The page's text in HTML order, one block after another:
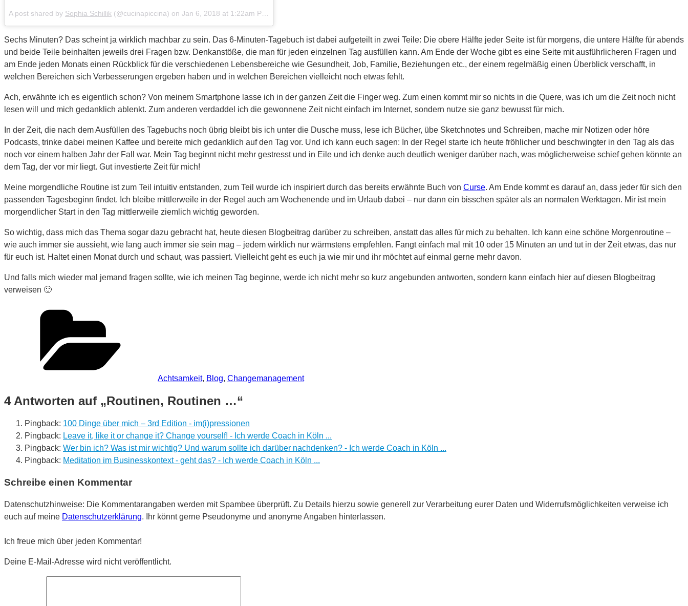
A post shared by Sophia Schillik (@cucinapiccina) on Jan 6, 2018 at 1:22am PST
Sechs Minuten? Das scheint ja wirklich machbar zu sein. Das 6-Minuten-Tagebuch ist dabei aufgeteilt in zwei Teile: Die obere Hälfte jeder Seite ist für morgens, die untere Hälfte für abends
und beide Teile beinhalten jeweils drei Fragen bzw. Denkanstöße, die man für jeden einzelnen Tag ausfüllen kann. Am Ende der Woche gibt es eine Seite mit ausführlicheren Fragen und
am Ende jeden Monats einen Rückblick für die verschiedenen Lebensbereiche wie Gesundheit, Job, Familie, Beziehungen etc., der einem regelmäßig einen Überblick verschafft, in
welchen Bereichen sich Verbesserungen ergeben haben und in welchen Bereichen vielleicht noch etwas fehlt.
Ach, erwähnte ich es eigentlich schon? Von meinem Smartphone lasse ich in der ganzen Zeit die Finger weg. Zum einen kommt mir so nichts in die Quere, was ich um die Zeit noch nicht
lesen will und mich gedanklich ablenkt. Zum anderen verdaddel ich die gewonnene Zeit nicht einfach im Internet, sondern nutze sie ganz bewusst für mich.
In der Zeit, die nach dem Ausfüllen des Tagebuchs noch übrig bleibt bis ich unter die Dusche muss, lese ich Bücher, übe Sketchnotes und Schreiben, mache mir Notizen oder höre
Podcasts, trinke dabei meinen Kaffee und bereite mich gedanklich auf den Tag vor. Und ich kann euch sagen: In der Regel starte ich heute fröhlicher und beschwingter in den Tag als das
noch vor einem halben Jahr der Fall war. Mein Tag beginnt nicht mehr gestresst und in Eile und ich denke auch deutlich weniger darüber nach, was möglicherweise schief gehen könnte an
dem Tag, der vor mir liegt. Gut investierte Zeit für mich!
Meine morgendliche Routine ist zum Teil intuitiv entstanden, zum Teil wurde ich inspiriert durch das bereits erwähnte Buch von Curse. Am Ende kommt es darauf an, dass jeder für sich den
passenden Tagesbeginn findet. Ich bleibe mittlerweile in der Regel auch am Wochenende und im Urlaub dabei – nur dann ein bisschen später als an normalen Werktagen. Mir ist mein
morgendlicher Start in den Tag mittlerweile ziemlich wichtig geworden.
So wichtig, dass mich das Thema sogar dazu gebracht hat, heute diesen Blogbeitrag darüber zu schreiben, anstatt das alles für mich zu behalten. Ich kann eine schöne Morgenroutine –
wie auch immer sie aussieht, wie lang auch immer sie sein mag – jedem wirklich nur wärmstens empfehlen. Fangt einfach mal mit 10 oder 15 Minuten an und tut in der Zeit etwas, das nur
für euch ist. Haltet einen Monat durch und schaut, was passiert. Vielleicht geht es euch ja wie mir und ihr möchtet auf einmal gerne mehr davon.
Und falls mich wieder mal jemand fragen sollte, wie ich meinen Tag beginne, werde ich nicht mehr so kurz angebunden antworten, sondern kann einfach hier auf diesen Blogbeitrag
verweisen 🙂
Achtsamkeit, Blog, Changemanagement
4 Antworten auf „Routinen, Routinen …“
Pingback: 100 Dinge über mich – 3rd Edition - im(i)pressionen
Pingback: Leave it, like it or change it? Change yourself! - Ich werde Coach in Köln ...
Pingback: Wer bin ich? Was ist mir wichtig? Und warum sollte ich darüber nachdenken? - Ich werde Coach in Köln ...
Pingback: Meditation im Businesskontext - geht das? - Ich werde Coach in Köln ...
Schreibe einen Kommentar
Datenschutzhinweise: Die Kommentarangaben werden mit Spambee überprüft. Zu Details hierzu sowie generell zur Verarbeitung eurer Daten und Widerrufsmöglichkeiten verweise ich
euch auf meine Datenschutzerklärung. Ihr könnt gerne Pseudonyme und anonyme Angaben hinterlassen.
Ich freue mich über jeden Kommentar!
Deine E-Mail-Adresse wird nicht veröffentlicht.